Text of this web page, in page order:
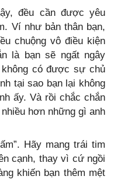
đều cần được yêu
Ví như bản thân bạn,
chuộng vô điều kiện
là bạn sẽ ngất ngây
có được sự chủ
tại sao bạn lại không
ấy. Và rồi chắc chắn
hơn những gì anh
Hãy mang trái tim
cạnh, thay vì cứ ngồi
khiến bạn thêm mệt